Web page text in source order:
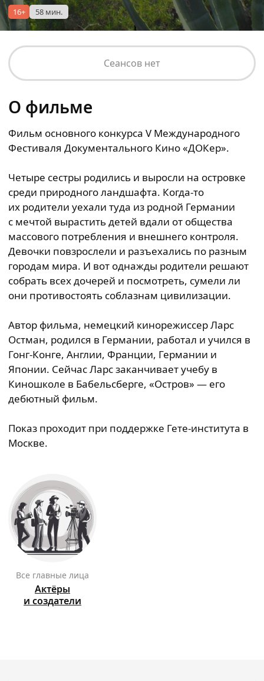
16+ 58 мин.
Сеансов нет
О фильме
Фильм основного конкурса V Международного
Фестиваля Документального Кино «ДОКер».
Четыре сестры родились и выросли на островке
среди природного ландшафта. Когда-то
их родители уехали туда из родной Германии
с мечтой вырастить детей вдали от общества
массового потребления и внешнего контроля.
Девочки повзрослели и разъехались по разным
городам мира. И вот однажды родители решают
собрать всех дочерей и посмотреть, сумели ли
они противостоять соблазнам цивилизации.
Автор фильма, немецкий кинорежиссер Ларс
Остман, родился в Германии, работал и учился в
Гонг-Конге, Англии, Франции, Германии и
Японии. Сейчас Ларс заканчивает учебу в
Киношколе в Бабельсберге, «Остров» — его
дебютный фильм.
Показ проходит при поддержке Гете-института в
Москве.
Все главные лица
Актёры
и создатели